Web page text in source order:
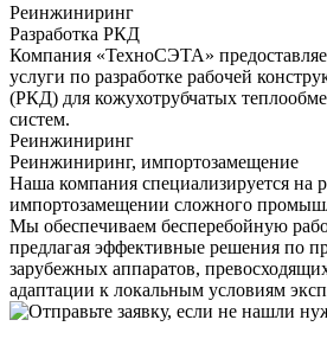
Реинжиниринг
Разработка РКД
Компания «ТехноСЭТА»
услуги по разработке рабочей
(РКД) для кожухотрубчатых
систем.
Реинжиниринг
Реинжиниринг, импортозамещение
Наша компания специализируется на
импортозамещении сложного
Мы обеспечиваем бесперебойную
предлагая эффективные решения по
зарубежных аппаратов,
адаптации к локальным условиям